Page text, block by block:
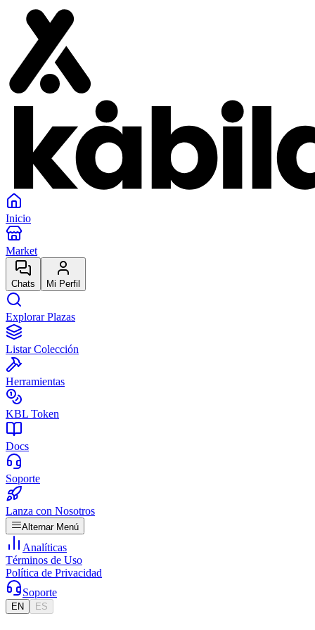
Inicio
Market
Chats Mi Perfil
Explorar Plazas
Listar Colección
Herramientas
KBL Token
Docs
Soporte
Lanza con Nosotros
Alternar Menú
Analíticas
Términos de Uso
Política de Privacidad
Soporte
EN ES